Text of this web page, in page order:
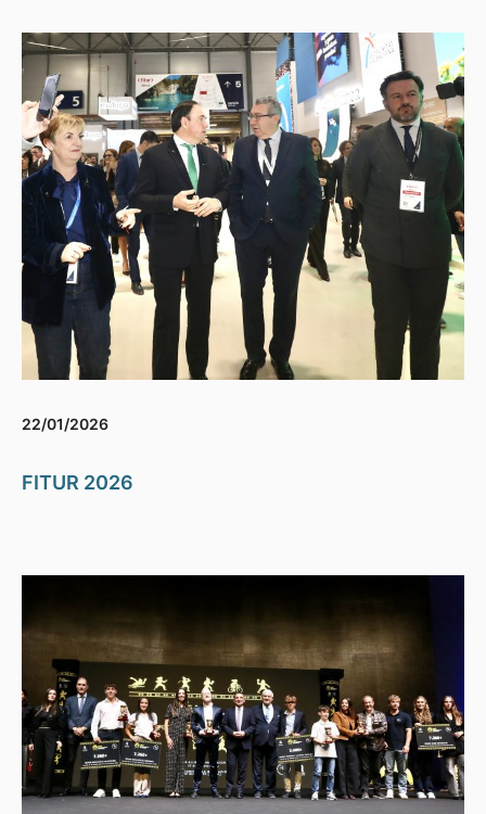
22/01/2026
FITUR 2026